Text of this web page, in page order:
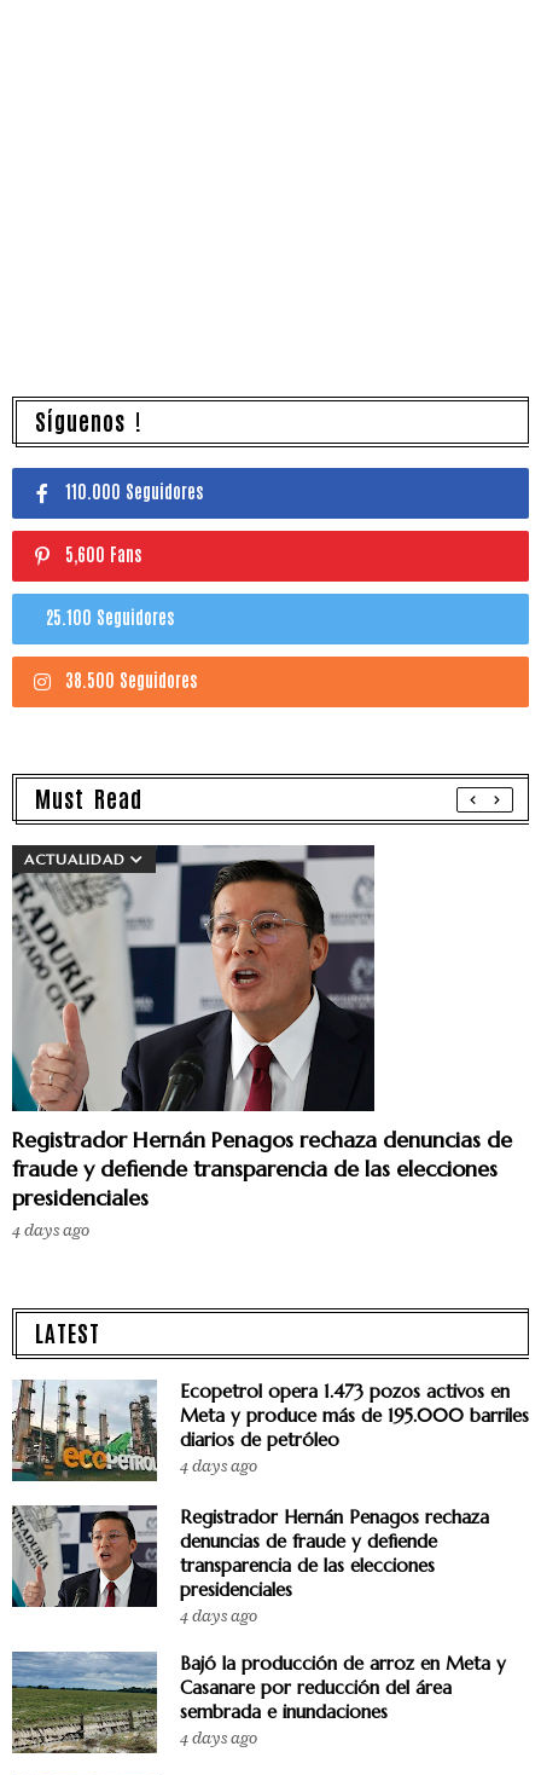
Síguenos !
110.000 Seguidores
5,600 Fans
25.100 Seguidores
38.500 Seguidores
Must Read
ACTUALIDAD
Registrador Hernán Penagos rechaza denuncias de
fraude y defiende transparencia de las elecciones
presidenciales
4 days ago
LATEST
Ecopetrol opera 1.473 pozos activos en
Meta y produce más de 195.000 barriles
diarios de petróleo
4 days ago
Registrador Hernán Penagos rechaza
denuncias de fraude y defiende
transparencia de las elecciones
presidenciales
4 days ago
Bajó la producción de arroz en Meta y
Casanare por reducción del área
sembrada e inundaciones
4 days ago